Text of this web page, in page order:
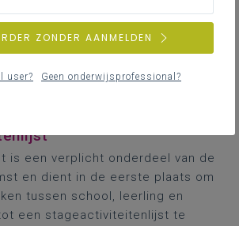
over stage en werkplekleren
is een verplicht onderdeel van de
en dient in de eerste plaats om
tussen school, leerling en
een stageactiviteitenlijst te
ZONDER AANMELDEN
user? Geen onderwijsprofessional?